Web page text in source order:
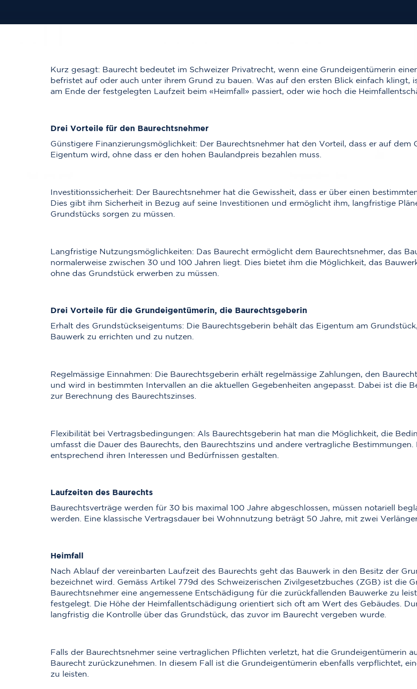
Kurz gesagt: Baurecht bedeutet im Schweizer Privatrecht, wenn eine Grundeigentümerin
befristet auf oder auch unter ihrem Grund zu bauen. Was auf den ersten Blick einfach klingt,
am Ende der festgelegten Laufzeit beim «Heimfall» passiert, oder wie hoch die
Drei Vorteile für den Baurechtsnehmer
Günstigere Finanzierungsmöglichkeit: Der Baurechtsnehmer hat den Vorteil, dass er auf dem
Eigentum wird, ohne dass er den hohen Baulandpreis bezahlen muss.
Investitionssicherheit: Der Baurechtsnehmer hat die Gewissheit, dass er über einen
Dies gibt ihm Sicherheit in Bezug auf seine Investitionen und ermöglicht ihm, langfristige
Grundstücks sorgen zu müssen.
Langfristige Nutzungsmöglichkeiten: Das Baurecht ermöglicht dem Baurechtsnehmer, das
normalerweise zwischen 30 und 100 Jahren liegt. Dies bietet ihm die Möglichkeit, das
ohne das Grundstück erwerben zu müssen.
Drei Vorteile für die Grundeigentümerin, die Baurechtsgeberin
Erhalt des Grundstückseigentums: Die Baurechtsgeberin behält das Eigentum am
Bauwerk zu errichten und zu nutzen.
Regelmässige Einnahmen: Die Baurechtsgeberin erhält regelmässige Zahlungen, den
und wird in bestimmten Intervallen an die aktuellen Gegebenheiten angepasst. Dabei ist die
zur Berechnung des Baurechtszinses.
Flexibilität bei Vertragsbedingungen: Als Baurechtsgeberin hat man die Möglichkeit, die
umfasst die Dauer des Baurechts, den Baurechtszins und andere vertragliche
entsprechend ihren Interessen und Bedürfnissen gestalten.
Laufzeiten des Baurechts
Baurechtsverträge werden für 30 bis maximal 100 Jahre abgeschlossen, müssen notariell
werden. Eine klassische Vertragsdauer bei Wohnnutzung beträgt 50 Jahre, mit zwei
Heimfall
Nach Ablauf der vereinbarten Laufzeit des Baurechts geht das Bauwerk in den Besitz der
bezeichnet wird. Gemäss Artikel 779d des Schweizerischen Zivilgesetzbuches (ZGB) ist die
Baurechtsnehmer eine angemessene Entschädigung für die zurückfallenden Bauwerke zu
festgelegt. Die Höhe der Heimfallentschädigung orientiert sich oft am Wert des Gebäudes.
langfristig die Kontrolle über das Grundstück, das zuvor im Baurecht vergeben wurde.
Falls der Baurechtsnehmer seine vertraglichen Pflichten verletzt, hat die Grundeigentümerin
Baurecht zurückzunehmen. In diesem Fall ist die Grundeigentümerin ebenfalls verpflichtet,
zu leisten.